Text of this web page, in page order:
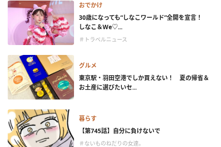
おでかけ
30歳になっても“しなこワールド”全開を宣言！
しなこ＆We♡...
＃トラベルニュース
グルメ
東京駅・羽田空港でしか買えない！ 夏の帰省＆
お土産に選びたいセ...
暮らす
【第745話】自分に負けないで
＃ないものねだりの女達。